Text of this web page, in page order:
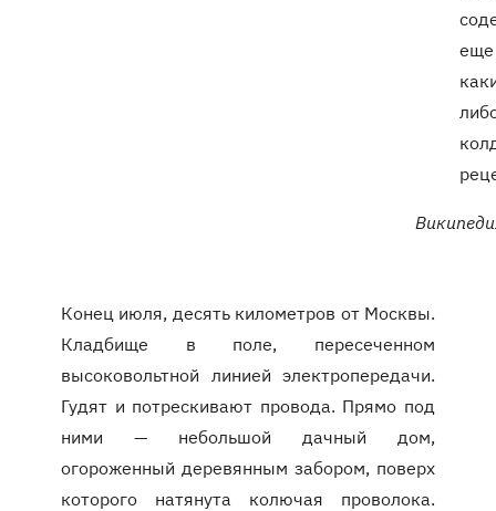
еще
Конец июля, десять километров от Москвы.
Кладбище в поле, пересеченном
высоковольтной линией электропередачи.
Гудят и потрескивают провода. Прямо под
ними — небольшой дачный дом,
огороженный деревянным забором, поверх
которого натянута колючая проволока.